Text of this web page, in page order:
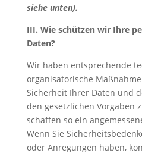
siehe unten).
III. Wie schützen wir Ihre
Daten?
Wir haben entsprechende
organisatorische
Sicherheit Ihrer Daten und
den gesetzlichen Vorgaben
schaffen so ein
Wenn Sie
oder Anregungen haben,